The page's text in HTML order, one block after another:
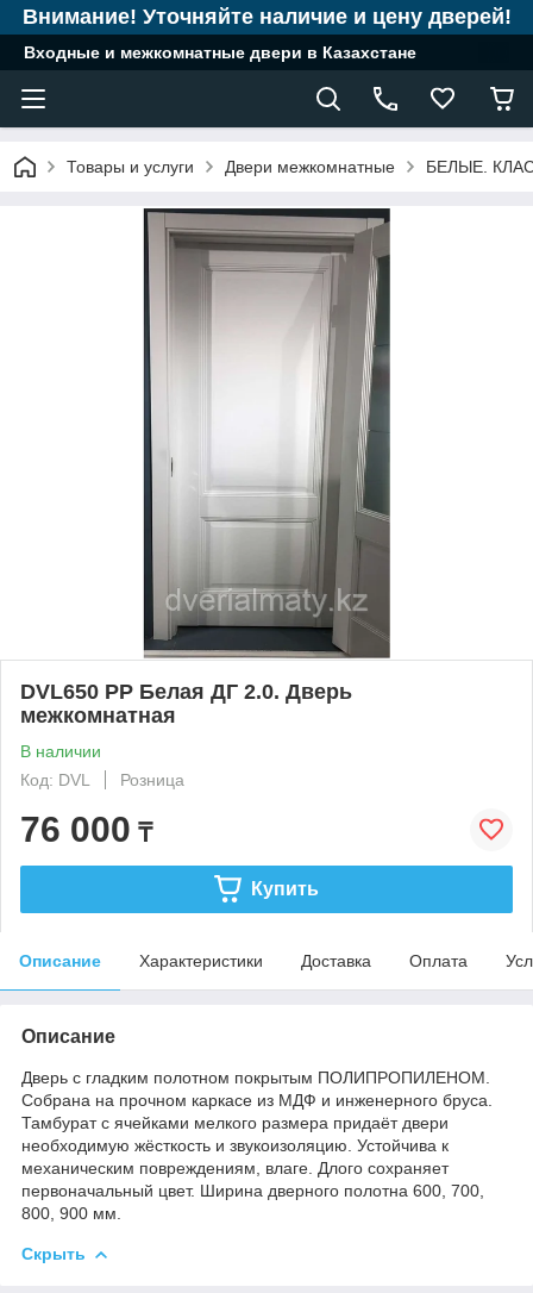
Внимание! Уточняйте наличие и цену дверей!
Входные и межкомнатные двери в Казахстане
Товары и услуги Двери межкомнатные БЕЛЫЕ.
DVL650 PP Белая ДГ 2.0. Дверь
межкомнатная
В наличии
Код: DVL
Розница
76 000 ₸
Купить
Описание Характеристики Доставка Оплата
Описание
Дверь с гладким полотном покрытым ПОЛИПРОПИЛЕНОМ.
Собрана на прочном каркасе из МДФ и инженерного бруса.
Тамбурат с ячейками мелкого размера придаёт двери
необходимую жёсткость и звукоизоляцию. Устойчива к
механическим повреждениям, влаге. Длого сохраняет
первоначальный цвет. Ширина дверного полотна 600, 700,
800, 900 мм.
Скрыть